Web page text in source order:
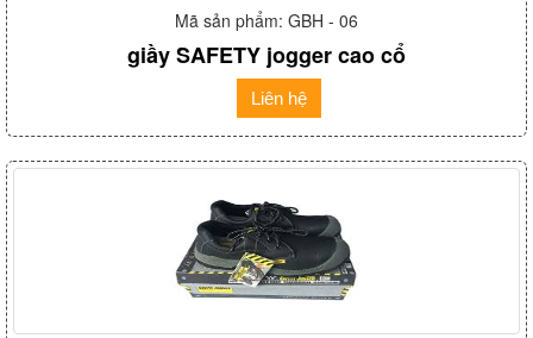
Mã sản phẩm: GBH - 06
giầy SAFETY jogger cao cổ
Liên hệ